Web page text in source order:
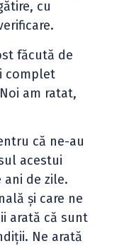
cu
făcută de
complet
am ratat,
că ne-au
acestui
ani de zile.
și care ne
arată că sunt
Ne arată